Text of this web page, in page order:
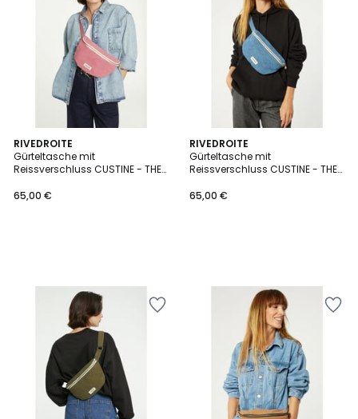
RIVEDROITE
Gürteltasche mit
Reissverschluss CUSTINE - THE
65,00 €
RIVEDROITE
Gürteltasche mit
Reissverschluss CUSTINE - THE
65,00 €